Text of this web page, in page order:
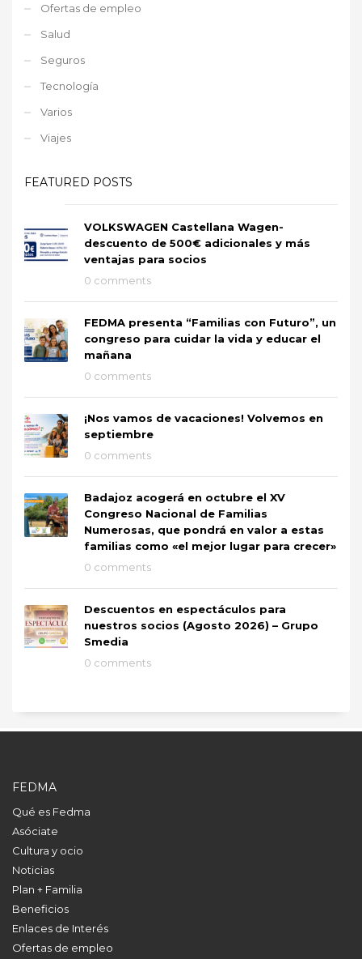
Ofertas de empleo
Salud
Seguros
Tecnología
Varios
Viajes
FEATURED POSTS
VOLKSWAGEN Castellana Wagen-
descuento de 500€ adicionales y más
ventajas para socios
0 comments
FEDMA presenta “Familias con Futuro”, un
congreso para cuidar la vida y educar el
mañana
0 comments
¡Nos vamos de vacaciones! Volvemos en
septiembre
0 comments
Badajoz acogerá en octubre el XV
Congreso Nacional de Familias
Numerosas, que pondrá en valor a estas
familias como «el mejor lugar para crecer»
0 comments
Descuentos en espectáculos para
nuestros socios (Agosto 2026) – Grupo
Smedia
0 comments
FEDMA
Qué es Fedma
Asóciate
Cultura y ocio
Noticias
Plan + Familia
Beneficios
Enlaces de Interés
Ofertas de empleo